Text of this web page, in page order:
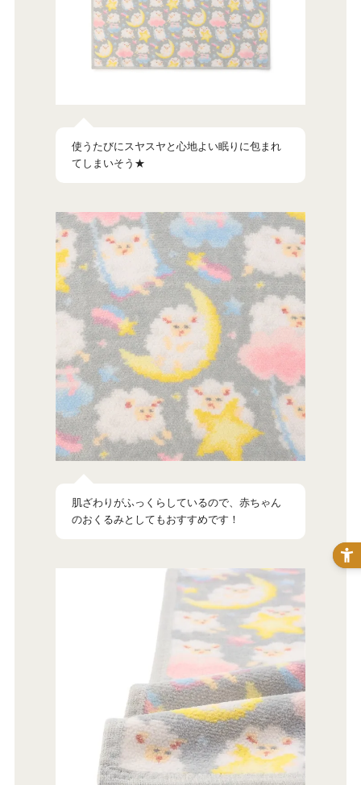
使うたびにスヤスヤと心地よい眠りに包まれ
てしまいそう★
肌ざわりがふっくらしているので、赤ちゃん
のおくるみとしてもおすすめです！